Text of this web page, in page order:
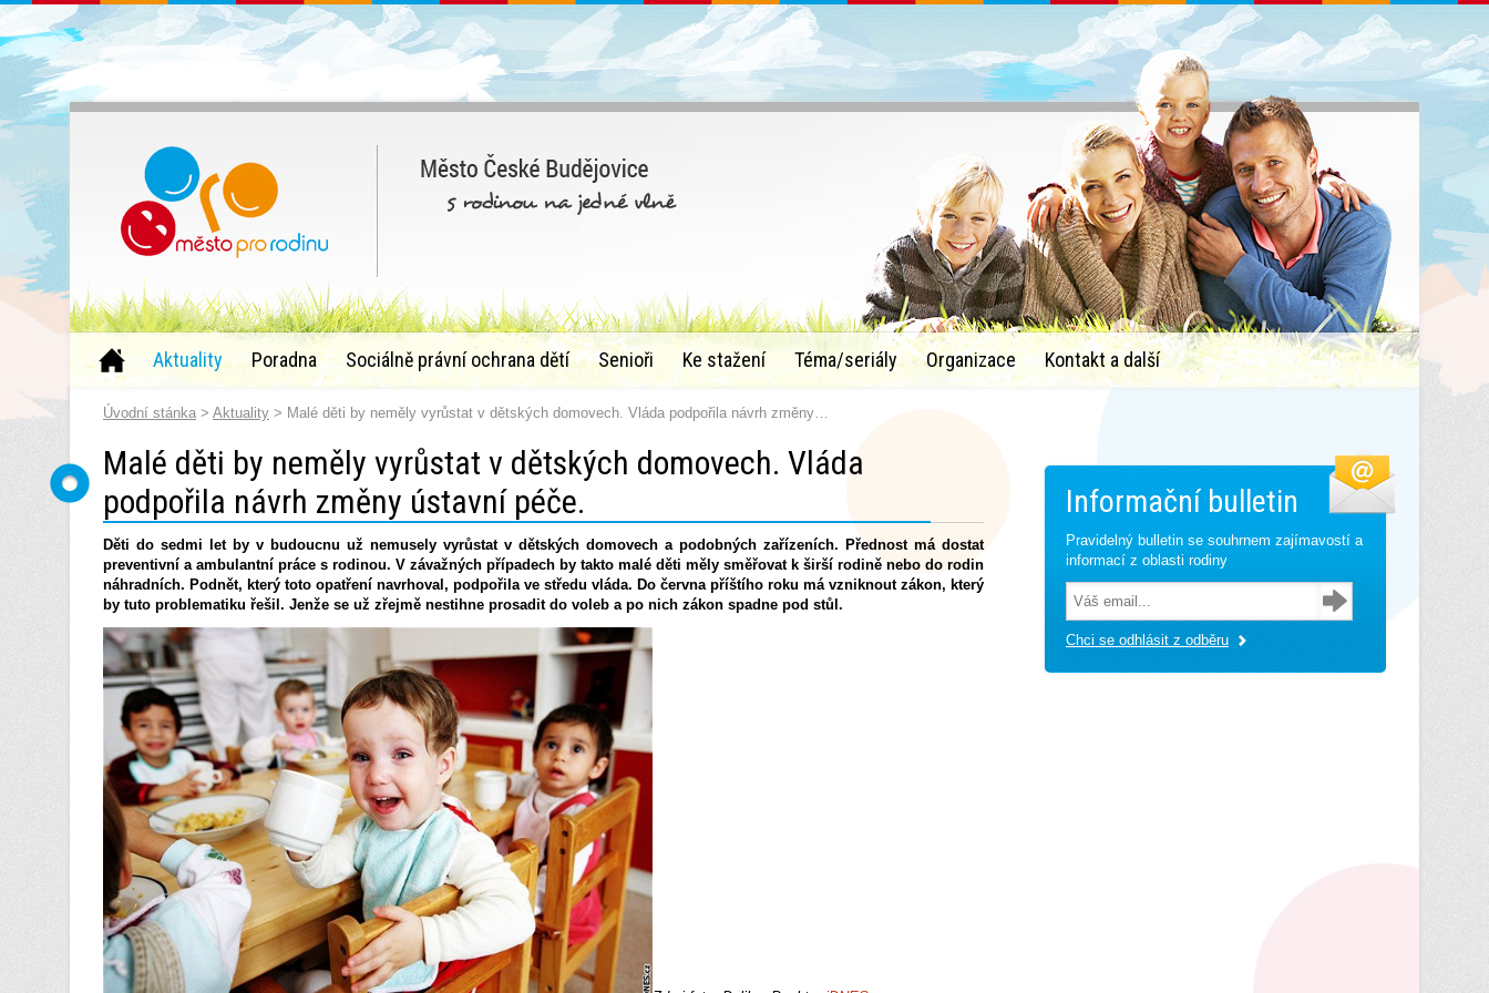
Aktuality Poradna Sociálně právní ochrana dětí Senioři Ke stažení Téma/seriály Organizace Kontakt a další
Úvodní stánka > Aktuality > Malé děti by neměly vyrůstat v dětských domovech. Vláda podpořila návrh změny…
Malé děti by neměly vyrůstat v dětských domovech. Vláda
podpořila návrh změny ústavní péče.
Děti do sedmi let by v budoucnu už nemusely vyrůstat v dětských domovech a podobných zařízeních. Přednost má dostat
preventivní a ambulantní práce s rodinou. V závažných případech by takto malé děti měly směřovat k širší rodině nebo do rodin
náhradních. Podnět, který toto opatření navrhoval, podpořila ve středu vláda. Do června příštího roku má vzniknout zákon, který
by tuto problematiku řešil. Jenže se už zřejmě nestihne prosadit do voleb a po nich zákon spadne pod stůl.
Informační bulletin
Pravidelný bulletin se souhrnem zajímavostí a
informací z oblasti rodiny
Chci se odhlásit z odběru